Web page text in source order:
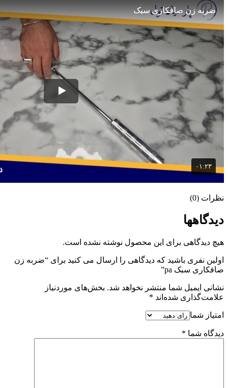
نظرات (0)
دیدگاهها
هیچ دیدگاهی برای این محصول نوشته نشده است.
اولین نفری باشید که دیدگاهی را ارسال می کنید برای “ضربه زن
صافکاری سبک pa”
نشانی ایمیل شما منتشر نخواهد شد. بخش‌های موردنیاز
علامت‌گذاری شده‌اند *
امتیاز شما
دیدگاه شما *